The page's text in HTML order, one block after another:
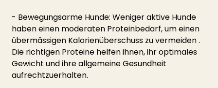
- Bewegungsarme Hunde: Weniger aktive Hunde
haben einen moderaten Proteinbedarf, um einen
übermässigen Kalorienüberschuss zu vermeiden .
Die richtigen Proteine helfen ihnen, ihr optimales
Gewicht und ihre allgemeine Gesundheit
aufrechtzuerhalten.